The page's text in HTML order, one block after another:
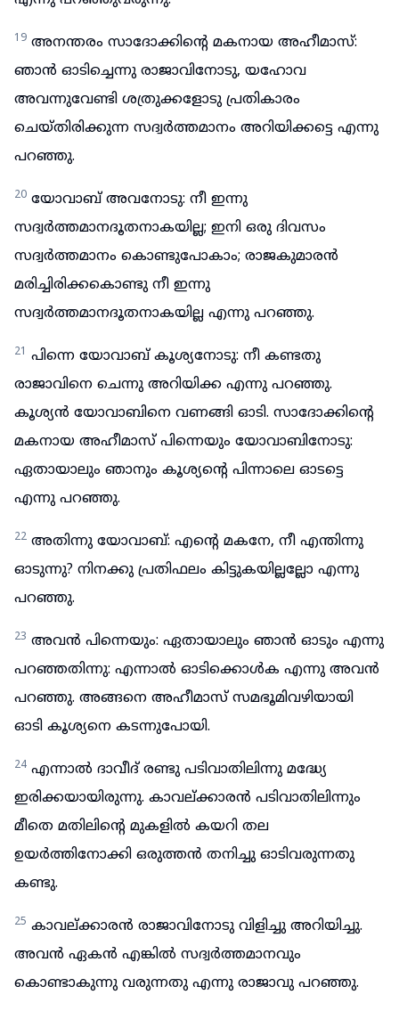
19 അനന്തരം സാദോക്കിന്റെ മകനായ അഹീമാസ്:
ഞാൻ ഓടിച്ചെന്നു രാജാവിനോടു, യഹോവ
അവന്നുവേണ്ടി ശത്രുക്കളോടു പ്രതികാരം
ചെയ്തിരിക്കുന്ന സദ്വർത്തമാനം അറിയിക്കട്ടെ എന്നു
പറഞ്ഞു.
20 യോവാബ് അവനോടു: നീ ഇന്നു
സദ്വർത്തമാനദൂതനാകയില്ല; ഇനി ഒരു ദിവസം
സദ്വർത്തമാനം കൊണ്ടുപോകാം; രാജകുമാരൻ
മരിച്ചിരിക്കകൊണ്ടു നീ ഇന്നു
സദ്വർത്തമാനദൂതനാകയില്ല എന്നു പറഞ്ഞു.
21 പിന്നെ യോവാബ് കൂശ്യനോടു: നീ കണ്ടതു
രാജാവിനെ ചെന്നു അറിയിക്ക എന്നു പറഞ്ഞു.
കൂശ്യൻ യോവാബിനെ വണങ്ങി ഓടി. സാദോക്കിന്റെ
മകനായ അഹീമാസ് പിന്നെയും യോവാബിനോടു:
ഏതായാലും ഞാനും കൂശ്യന്റെ പിന്നാലെ ഓടട്ടെ
എന്നു പറഞ്ഞു.
22 അതിന്നു യോവാബ്: എന്റെ മകനേ, നീ എന്തിന്നു
ഓടുന്നു? നിനക്കു പ്രതിഫലം കിട്ടുകയില്ലല്ലോ എന്നു
പറഞ്ഞു.
23 അവൻ പിന്നെയും: ഏതായാലും ഞാൻ ഓടും എന്നു
പറഞ്ഞതിന്നു: എന്നാൽ ഓടിക്കൊൾക എന്നു അവൻ
പറഞ്ഞു. അങ്ങനെ അഹീമാസ് സമഭൂമിവഴിയായി
ഓടി കൂശ്യനെ കടന്നുപോയി.
24 എന്നാൽ ദാവീദ് രണ്ടു പടിവാതിലിന്നു മദ്ധ്യേ
ഇരിക്കയായിരുന്നു. കാവല്ക്കാരൻ പടിവാതിലിന്നും
മീതെ മതിലിന്റെ മുകളിൽ കയറി തല
ഉയർത്തിനോക്കി ഒരുത്തൻ തനിച്ചു ഓടിവരുന്നതു
കണ്ടു.
25 കാവല്ക്കാരൻ രാജാവിനോടു വിളിച്ചു അറിയിച്ചു.
അവൻ ഏകൻ എങ്കിൽ സദ്വർത്തമാനവും
കൊണ്ടാകുന്നു വരുന്നതു എന്നു രാജാവു പറഞ്ഞു.